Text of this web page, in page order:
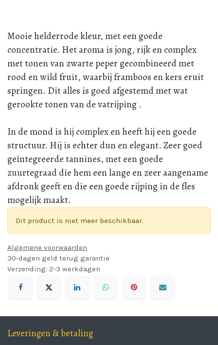
Mooie helderrode kleur, met een goede
concentratie. Het aroma is jong, rijk en complex
met tonen van zwarte peper gecombineerd met
rood en wild fruit, waarbij framboos en kers eruit
springen. Dit alles is goed afgestemd met wat
gerookte tonen van de vatrijping .
In de mond is hij complex en heeft hij een goede
structuur. Hij is echter dun en elegant. Zeer goed
geïntegreerde tannines, met een goede
zuurtegraad die hem een lange en zeer aangename
afdronk geeft en die een goede rijping in de fles
mogelijk maakt.
Dit product is niet meer beschikbaar.
Algemene voorwaarden
30-dagen geld terug garantie
Verzending: 2-3 werkdagen
Leveringen & betaling